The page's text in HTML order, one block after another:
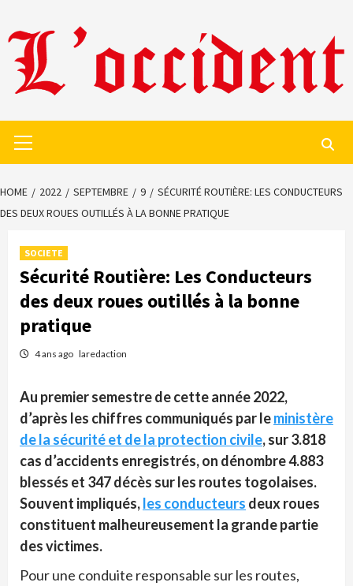
to
content
Menu
HOME 2022 SEPTEMBRE 9
SÉCURITÉ ROUTIÈRE: LES CONDUCTEURS
DES DEUX ROUES OUTILLÉS À LA BONNE PRATIQUE
SOCIETE
Sécurité Routière: Les Conducteurs
des deux roues outillés à la bonne
pratique
4 ans ago laredaction
Au premier semestre de cette année 2022,
d’après les chiffres communiqués par leministère
de la sécurité et de la protection civile, sur 3.818
cas d’accidents enregistrés, on dénombre 4.883
blessés et 347 décès sur les routes togolaises.
Souvent impliqués,les conducteurs deux roues
constituent malheureusement la grande partie
des victimes.
Pour une conduite responsable sur les routes,